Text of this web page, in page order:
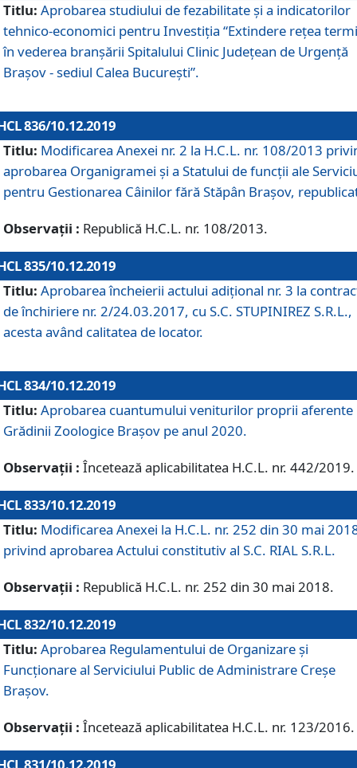
Titlu: Aprobarea studiului de fezabilitate și a indicatorilor
tehnico-economici pentru Investiția “Extindere rețea
în vederea branșării Spitalului Clinic Județean de Urgență
Brașov - sediul Calea București”.
836/10.12.2019
Titlu: Modificarea Anexei nr. 2 la H.C.L. nr. 108/2013
aprobarea Organigramei şi a Statului de funcții ale
pentru Gestionarea Câinilor fără Stăpân Brașov,
Observații : Republică H.C.L. nr. 108/2013.
835/10.12.2019
Titlu: Aprobarea încheierii actului adițional nr. 3 la
de închiriere nr. 2/24.03.2017, cu S.C. STUPINIREZ S.R.L.,
acesta având calitatea de locator.
834/10.12.2019
Titlu: Aprobarea cuantumului veniturilor proprii aferente
Grădinii Zoologice Braşov pe anul 2020.
Observații : Încetează aplicabilitatea H.C.L. nr. 442/2019.
833/10.12.2019
Titlu: Modificarea Anexei la H.C.L. nr. 252 din 30 mai
privind aprobarea Actului constitutiv al S.C. RIAL S.R.L.
Observații : Republică H.C.L. nr. 252 din 30 mai 2018.
832/10.12.2019
Titlu: Aprobarea Regulamentului de Organizare și
Funcționare al Serviciului Public de Administrare Creșe
Brașov.
Observații : Încetează aplicabilitatea H.C.L. nr. 123/2016.